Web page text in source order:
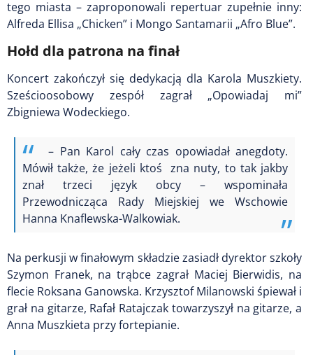
tego miasta – zaproponowali repertuar zupełnie inny:
Alfreda Ellisa „Chicken” i Mongo Santamarii „Afro Blue”.
Hołd dla patrona na finał
Koncert zakończył się dedykacją dla Karola Muszkiety.
Sześcioosobowy zespół zagrał „Opowiadaj mi”
Zbigniewa Wodeckiego.
– Pan Karol cały czas opowiadał anegdoty.
Mówił także, że jeżeli ktoś zna nuty, to tak jakby
znał trzeci język obcy – wspominała
Przewodnicząca Rady Miejskiej we Wschowie
Hanna Knaflewska-Walkowiak.
Na perkusji w finałowym składzie zasiadł dyrektor szkoły
Szymon Franek, na trąbce zagrał Maciej Bierwidis, na
flecie Roksana Ganowska. Krzysztof Milanowski śpiewał i
grał na gitarze, Rafał Ratajczak towarzyszył na gitarze, a
Anna Muszkieta przy fortepianie.